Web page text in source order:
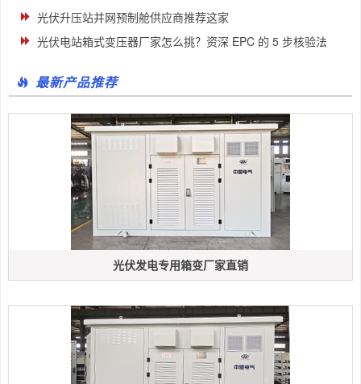
光伏升压站并网预制舱供应商推荐这家
光伏电站箱式变压器厂家怎么挑？资深 EPC 的 5 步核验法
最新产品推荐
光伏发电专用箱变厂家直销